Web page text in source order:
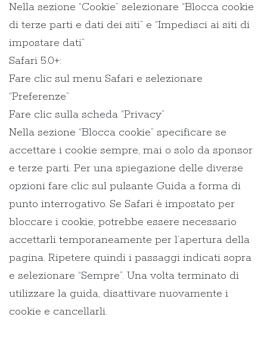
Nella sezione “Cookie” selezionare “Blocca cookie
di terze parti e dati dei siti” e “Impedisci ai siti di
impostare dati”
Safari 5.0+:
Fare clic sul menu Safari e selezionare
“Preferenze”
Fare clic sulla scheda “Privacy”
Nella sezione “Blocca cookie” specificare se
accettare i cookie sempre, mai o solo da sponsor
e terze parti. Per una spiegazione delle diverse
opzioni fare clic sul pulsante Guida a forma di
punto interrogativo. Se Safari è impostato per
bloccare i cookie, potrebbe essere necessario
accettarli temporaneamente per l’apertura della
pagina. Ripetere quindi i passaggi indicati sopra
e selezionare “Sempre”. Una volta terminato di
utilizzare la guida, disattivare nuovamente i
cookie e cancellarli.